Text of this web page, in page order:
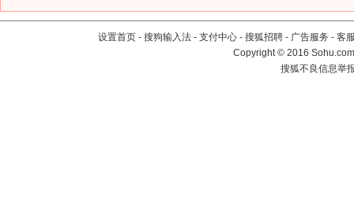
设置首页 - 搜狗输入法 - 支付中心 - 搜狐招聘 - 广告服务 - 客
Copyright©2016
搜狐不良信息举